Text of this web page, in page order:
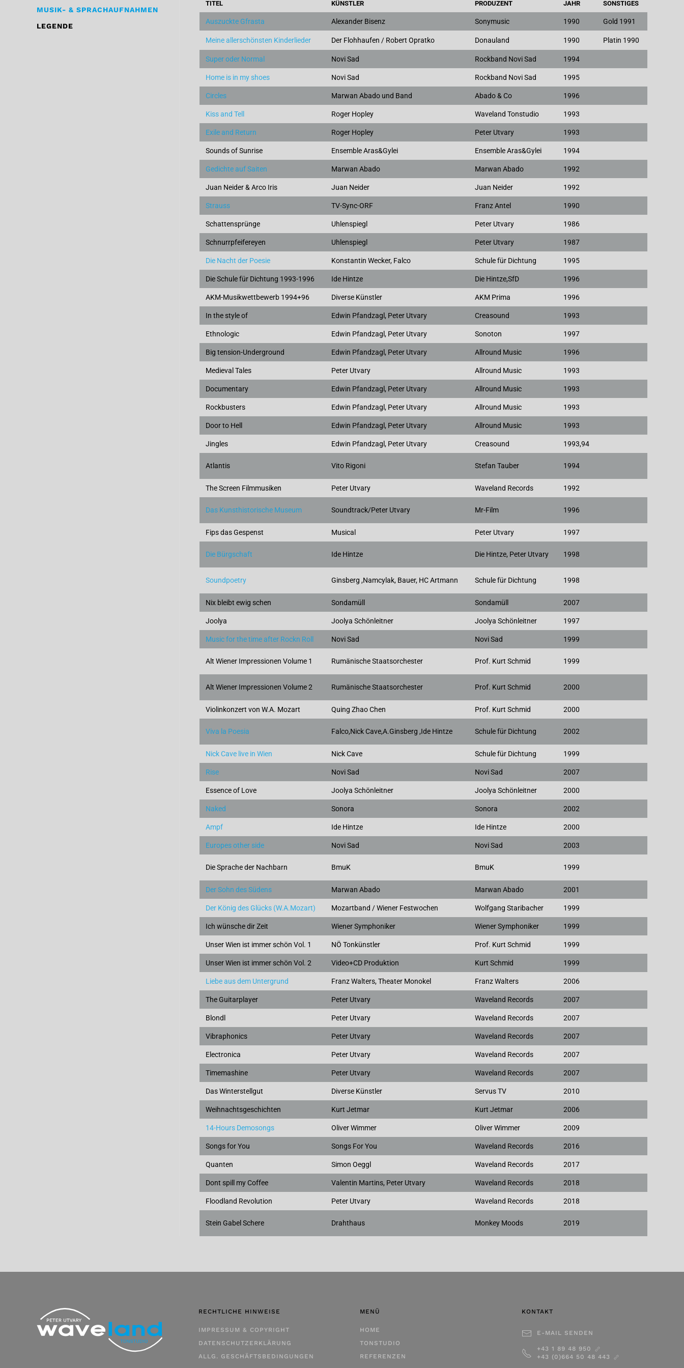
TITEL KÜNSTLER PRODUZENT JAHR SONSTIGES
Auszuckte Gfrasta Alexander Bisenz Sonymusic 1990 Gold 1991
Meine allerschönsten Kinderlieder Der Flohhaufen / Robert Opratko Donauland 1990 Platin 1990
Super oder Normal Novi Sad Rockband Novi Sad 1994
Home is in my shoes Novi Sad Rockband Novi Sad 1995
Circles Marwan Abado und Band Abado & Co 1996
Kiss and Tell Roger Hopley Waveland Tonstudio 1993
Exile and Return Roger Hopley Peter Utvary 1993
Sounds of Sunrise Ensemble Aras&Gylei Ensemble Aras&Gylei 1994
Gedichte auf Saiten Marwan Abado Marwan Abado 1992
Juan Neider & Arco Iris Juan Neider Juan Neider 1992
Strauss TV-Sync-ORF Franz Antel 1990
Schattensprünge Uhlenspiegl Peter Utvary 1986
Schnurrpfeifereyen Uhlenspiegl Peter Utvary 1987
Die Nacht der Poesie Konstantin Wecker, Falco Schule für Dichtung 1995
Die Schule für Dichtung 1993-1996 Ide Hintze Die Hintze,SfD 1996
AKM-Musikwettbewerb 1994+96 Diverse Künstler AKM Prima 1996
In the style of Edwin Pfandzagl, Peter Utvary Creasound 1993
Ethnologic Edwin Pfandzagl, Peter Utvary Sonoton 1997
Big tension-Underground Edwin Pfandzagl, Peter Utvary Allround Music 1996
Medieval Tales Peter Utvary Allround Music 1993
Documentary Edwin Pfandzagl, Peter Utvary Allround Music 1993
Rockbusters Edwin Pfandzagl, Peter Utvary Allround Music 1993
Door to Hell Edwin Pfandzagl, Peter Utvary Allround Music 1993
Jingles Edwin Pfandzagl, Peter Utvary Creasound 1993,94
Atlantis Vito Rigoni Stefan Tauber 1994
The Screen Filmmusiken Peter Utvary Waveland Records 1992
Das Kunsthistorische Museum Soundtrack/Peter Utvary Mr-Film 1996
Fips das Gespenst Musical Peter Utvary 1997
Die Bürgschaft Ide Hintze Die Hintze, Peter Utvary 1998
Soundpoetry Ginsberg ,Namcylak, Bauer, HC Artmann Schule für Dichtung 1998
Nix bleibt ewig schen Sondamüll Sondamüll 2007
Joolya Joolya Schönleitner Joolya Schönleitner 1997
Music for the time after Rockn Roll Novi Sad Novi Sad 1999
Alt Wiener Impressionen Volume 1 Rumänische Staatsorchester Prof. Kurt Schmid 1999
Alt Wiener Impressionen Volume 2 Rumänische Staatsorchester Prof. Kurt Schmid 2000
Violinkonzert von W.A. Mozart Quing Zhao Chen Prof. Kurt Schmid 2000
Viva la Poesia Falco,Nick Cave,A.Ginsberg ,Ide Hintze Schule für Dichtung 2002
Nick Cave live in Wien Nick Cave Schule für Dichtung 1999
Rise Novi Sad Novi Sad 2007
Essence of Love Joolya Schönleitner Joolya Schönleitner 2000
Naked Sonora Sonora 2002
Ampf Ide Hintze Ide Hintze 2000
Europes other side Novi Sad Novi Sad 2003
Die Sprache der Nachbarn BmuK BmuK 1999
Der Sohn des Südens Marwan Abado Marwan Abado 2001
Der König des Glücks (W.A.Mozart) Mozartband / Wiener Festwochen Wolfgang Staribacher 1999
Ich wünsche dir Zeit Wiener Symphoniker Wiener Symphoniker 1999
Unser Wien ist immer schön Vol. 1 NÖ Tonkünstler Prof. Kurt Schmid 1999
Unser Wien ist immer schön Vol. 2 Video+CD Produktion Kurt Schmid 1999
Liebe aus dem Untergrund Franz Walters, Theater Monokel Franz Walters 2006
The Guitarplayer Peter Utvary Waveland Records 2007
Blondl Peter Utvary Waveland Records 2007
Vibraphonics Peter Utvary Waveland Records 2007
Electronica Peter Utvary Waveland Records 2007
Timemashine Peter Utvary Waveland Records 2007
Das Winterstellgut Diverse Künstler Servus TV 2010
Weihnachtsgeschichten Kurt Jetmar Kurt Jetmar 2006
14-Hours Demosongs Oliver Wimmer Oliver Wimmer 2009
Songs for You Songs For You Waveland Records 2016
Quanten Simon Oeggl Waveland Records 2017
Dont spill my Coffee Valentin Martins, Peter Utvary Waveland Records 2018
Floodland Revolution Peter Utvary Waveland Records 2018
Stein Gabel Schere Drahthaus Monkey Moods 2019
MUSIK- & SPRACHAUFNAHMEN
LEGENDE
RECHTLICHE HINWEISE
IMPRESSUM & COPYRIGHT
DATENSCHUTZERKLÄRUNG
ALLG. GESCHÄFTSBEDINGUNGEN
MENÜ
HOME
TONSTUDIO
REFERENZEN
KONTAKT
E-MAIL SENDEN
+43 1 89 48 950
+43 (0)664 50 48 443